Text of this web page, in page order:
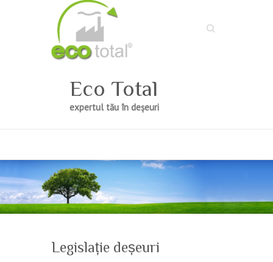
Search
Eco Total
expertul tău în deșeuri
Legislație deșeuri